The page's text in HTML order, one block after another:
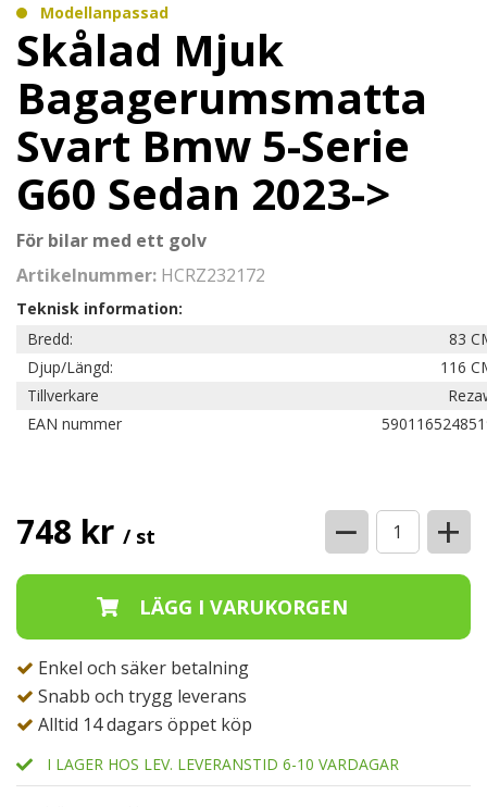
Modellanpassad
Skålad Mjuk
Bagagerumsmatta
Svart Bmw 5-Serie
G60 Sedan 2023->
För bilar med ett golv
Artikelnummer: HCRZ232172
Teknisk information:
Bredd:
83
Djup/Längd:
116
Tillverkare
EAN nummer
748 kr / st − +
Enkel och säker betalning
Snabb och trygg leverans
Alltid 14 dagars öppet köp
I LAGER HOS LEV. LEVERANSTID 6-10 VARDAGAR